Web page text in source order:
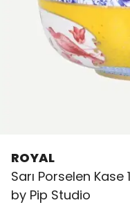
ROYAL
Sarı Porselen
by Pip Studio